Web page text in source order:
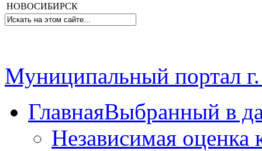
НОВОСИБИРСК
Муниципальный портал
ГлавнаяВыбранный в
Независимая оценка